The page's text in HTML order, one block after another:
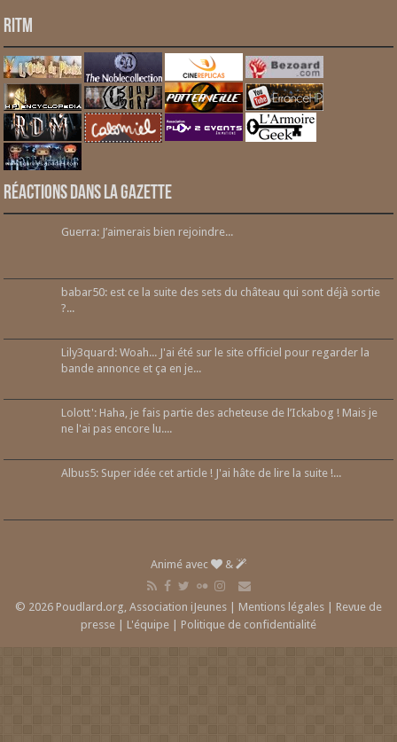
RITM
Réactions dans la gazette
Guerra: J’aimerais bien rejoindre...
babar50: est ce la suite des sets du château qui sont déjà sortie
?...
Lily3quard: Woah... J'ai été sur le site officiel pour regarder la
bande annonce et ça en je...
Lolott': Haha, je fais partie des acheteuse de l’Ickabog ! Mais je
ne l'ai pas encore lu....
Albus5: Super idée cet article ! J'ai hâte de lire la suite !...
Animé avec &
© 2026 Poudlard.org, Association iJeunes | Mentions légales | Revue de
presse | L'équipe | Politique de confidentialité